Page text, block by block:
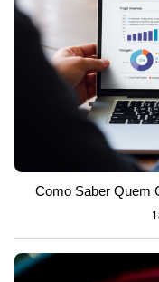
Como Saber Quem